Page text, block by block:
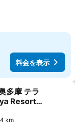
料金を表示
追加
多摩 テラ
Resort
km